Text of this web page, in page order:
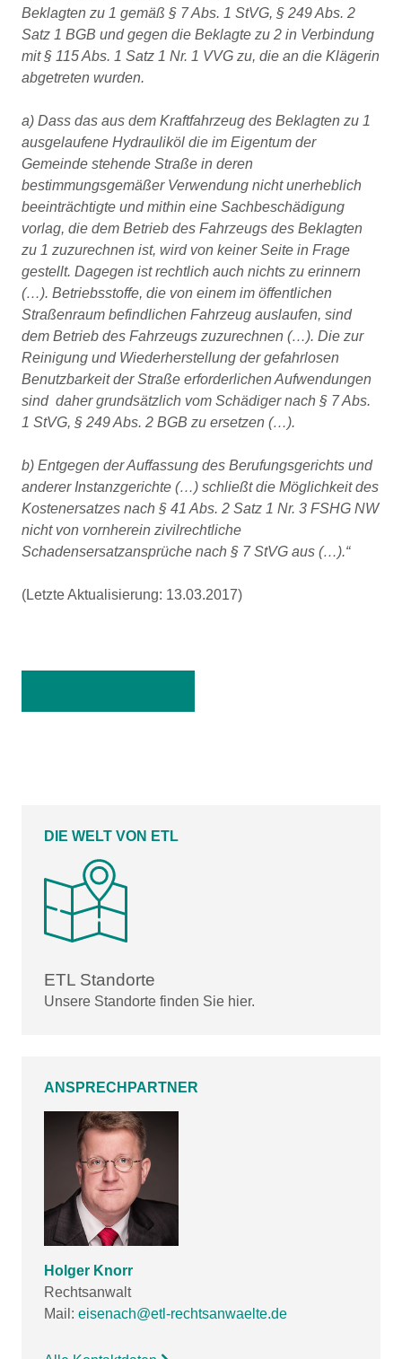
Beklagten zu 1 gemäß § 7 Abs. 1 StVG, § 249 Abs. 2
Satz 1 BGB und gegen die Beklagte zu 2 in Verbindung
mit § 115 Abs. 1 Satz 1 Nr. 1 VVG zu, die an die Klägerin
abgetreten wurden.
a) Dass das aus dem Kraftfahrzeug des Beklagten zu 1
ausgelaufene Hydrauliköl die im Eigentum der
Gemeinde stehende Straße in deren
bestimmungsgemäßer Verwendung nicht unerheblich
beeinträchtigte und mithin eine Sachbeschädigung
vorlag, die dem Betrieb des Fahrzeugs des Beklagten
zu 1 zuzurechnen ist, wird von keiner Seite in Frage
gestellt. Dagegen ist rechtlich auch nichts zu erinnern
(…). Betriebsstoffe, die von einem im öffentlichen
Straßenraum befindlichen Fahrzeug auslaufen, sind
dem Betrieb des Fahrzeugs zuzurechnen (…). Die zur
Reinigung und Wiederherstellung der gefahrlosen
Benutzbarkeit der Straße erforderlichen Aufwendungen
sind daher grundsätzlich vom Schädiger nach § 7 Abs.
1 StVG, § 249 Abs. 2 BGB zu ersetzen (…).
b) Entgegen der Auffassung des Berufungsgerichts und
anderer Instanzgerichte (…) schließt die Möglichkeit des
Kostenersatzes nach § 41 Abs. 2 Satz 1 Nr. 3 FSHG NW
nicht von vornherein zivilrechtliche
Schadensersatzansprüche nach § 7 StVG aus (…).“
(Letzte Aktualisierung: 13.03.2017)
DIE WELT VON ETL
ETL Standorte
Unsere Standorte finden Sie hier.
ANSPRECHPARTNER
Holger Knorr
Rechtsanwalt
Mail: eisenach@etl-rechtsanwaelte.de